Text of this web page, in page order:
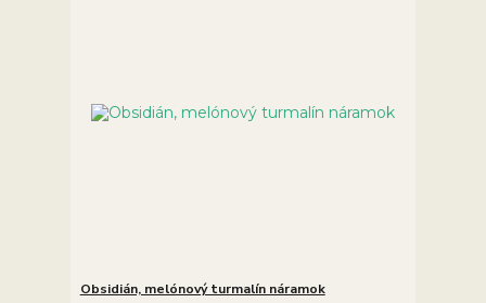
Obsidián, melónový turmalín náramok